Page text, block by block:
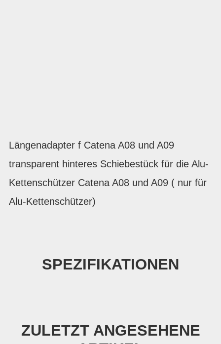
Längenadapter f Catena A08 und A09
transparent hinteres Schiebestück für die Alu-
Kettenschützer Catena A08 und A09 ( nur für
Alu-Kettenschützer)
SPEZIFIKATIONEN
ZULETZT ANGESEHENE